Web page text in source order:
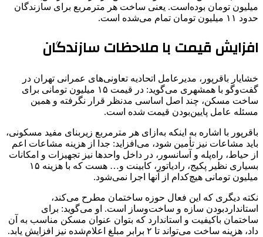
میلیون تومان بوده‌است. یعنی ساخت هر مترمربع برای سازندگان
حدود ۱۱ میلیون تومان تمام می‌شده است.
افزایش قیمت با ملاحظات سازندگان
خشایار باقرپور، مدیرعامل اتحادیه تعاونی‌های عمرانی تهران در
گفت‌وگو با همشهری می‌گوید: در قیمت ۱۵ میلیون تومانی برای
ساخت مسکن، چند اصل اساسی مدنظر قرار نگرفته و همین
مسئله عامل پایین‌بودن قیمت شده است.
باقرپور با اشاره به اینکه به‌ازای هر مترمربع زیربنای مفید مسکونی،
باید مشاعات نیز تأمین شود، می‌افزاید: جدا از هزینه مشاعات اعم
از حیاط، راه‌پله و آسانسور، در داخل واحدها نیز تجهیزات و امکانات
بسیاری نظیر پکیج، رادیاتور، کابینت و… هست که با هزینه ۱۵
میلیون تومانی هیچ‌کدام از آنها اجرا نمی‌شود.
نکته دیگری که این فعال حوزه ساختمان مطرح می‌کند،
استانداردبودن سازه و ساخت‌وساز است. او می‌گوید: برای
ساختمان باکیفیت و استاندارد که بتوان عنوان مسکن مناسب به آن
داد، هزینه ساخت می‌تواند تا ۲ برابر مبلغ اعلام‌شده نیز افزایش یابد.